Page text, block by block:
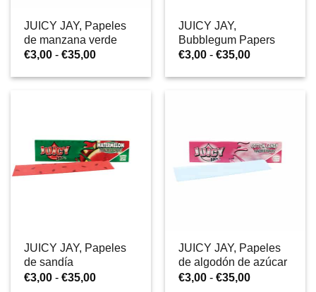
JUICY JAY, Papeles
de manzana verde
€3,00 - €35,00Rango
precios:
JUICY JAY,
Bubblegum Papers
€3,00 - €35,00Rango
precios:
JUICY JAY, Papeles
de sandía
€3,00 - €35,00Rango
JUICY JAY, Papeles
de algodón de azúcar
€3,00 - €35,00Rango